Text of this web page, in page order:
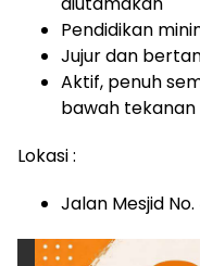
Pendidikan
Jujur dan
Aktif, penuh
bawah tekanan
Lokasi :
Jalan Mesjid